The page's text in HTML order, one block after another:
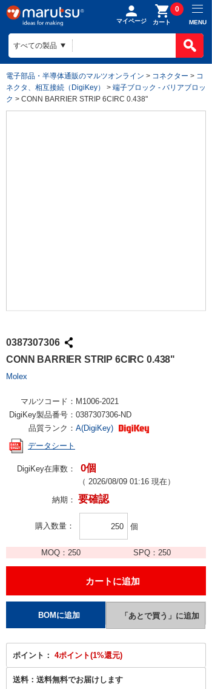
マイページ カート
0
MENU
電子部品・半導体通販のマルツオンライン > コネクター > コ
ネクタ、相互接続（DigiKey）
> 端子ブロック - バリアブロッ
ク > CONN BARRIER STRIP 6CIRC 0.438"
0387307306
CONN BARRIER STRIP 6CIRC 0.438"
Molex
マルツコード： M1006-2021
DigiKey製品番号： 0387307306-ND
品質ランク： A(DigiKey)
データシート
DigiKey在庫数： 0個
（ 2026/08/09 01:16 現在）
納期： 要確認
購入数量 個
MOQ：250 SPQ： 250
ポイント： 4ポイント(1%還元)
送料： 送料無料でお届けします